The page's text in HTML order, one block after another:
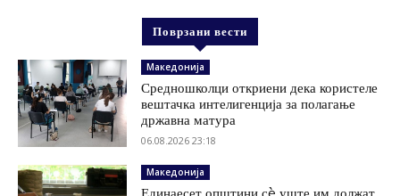
Поврзани вести
Македонија
Средношколци откриени дека користеле
вештачка интелигенција за полагање
државна матура
06.08.2026 23:18
Македонија
Единаесет општини сè уште им должат